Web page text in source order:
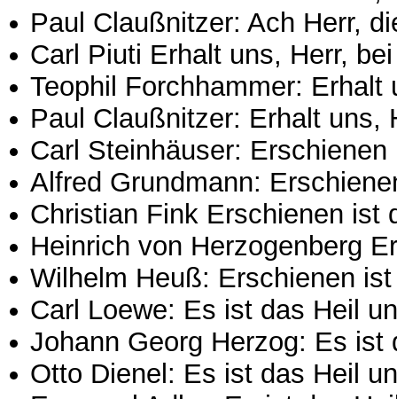
Paul Claußnitzer: Ach Herr,
Carl Piuti Erhalt uns, Herr,
Teophil Forchhammer:
Paul Claußnitzer: Erhalt uns,
Carl Steinhäuser:
Alfred Grundmann:
Christian Fink Erschienen ist
Heinrich von Herzogenberg
Wilhelm Heuß: Erschienen
Carl Loewe: Es ist das Heil
Johann Georg Herzog: Es
Otto Dienel: Es ist das Heil